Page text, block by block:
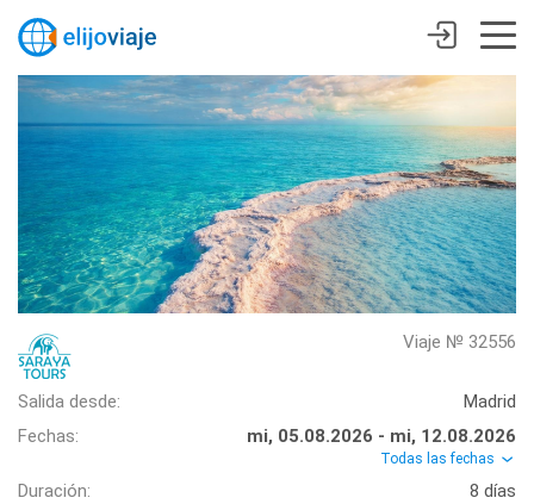
Viaje № 32556
Salida desde:
Madrid
Fechas:
mi, 05.08.2026 - mi, 12.08.2026
Todas las fechas
Duración:
8 días